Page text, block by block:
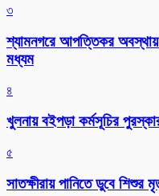
৩
শ্যামনগরে আপত্তিকর
মধ্যম
৪
খুলনায় বইপড়া কর্মসূচির
৫
সাতক্ষীরায় পানিতে ডুবে শিশুর